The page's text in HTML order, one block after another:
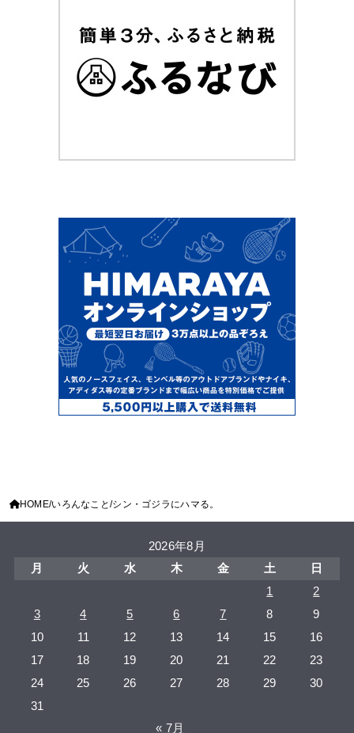
HOME いろんなこと シン・ゴジラにハマる。
2026年8月
月
火 水 木 金 土
日
1
2
3
4 5 6 7 8
9
10
11 12 13 14 15
16
17
18 19 20 21 22
23
24
25 26 27 28 29
30
31
« 7月